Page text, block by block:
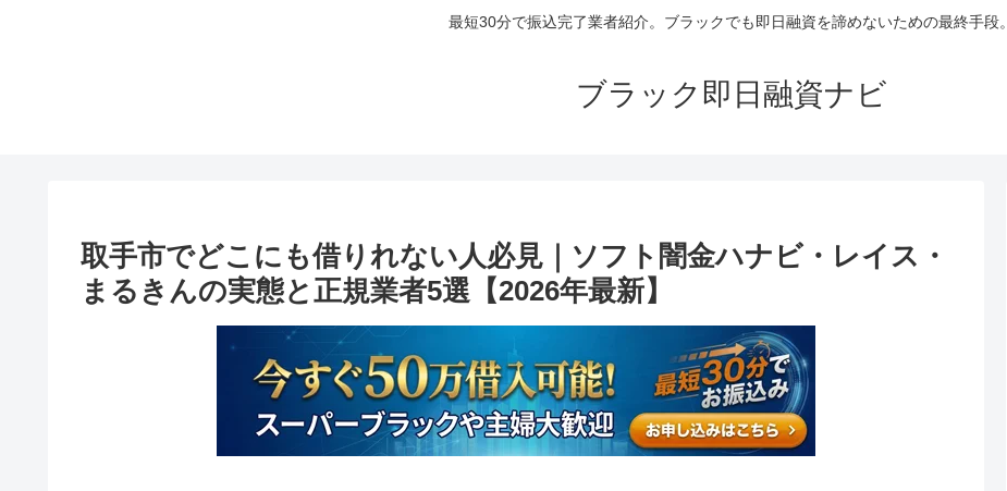
最短30分で振込完了業者紹介。ブラックでも即日融資を諦めないための最終手段。
ブラック即日融資ナビ
取手市でどこにも借りれない人必見｜ソフト闇金ハナビ・レイス・
まるきんの実態と正規業者5選【2026年最新】